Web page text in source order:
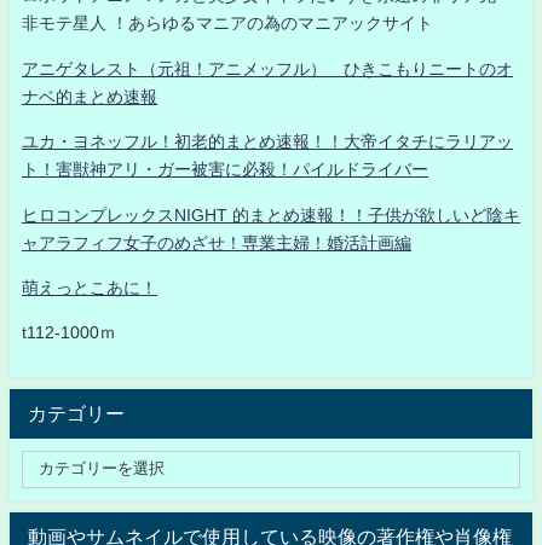
非モテ星人 ！あらゆるマニアの為のマニアックサイト
アニゲタレスト（元祖！アニメッフル） ひきこもりニートのオ
ナベ的まとめ速報
ユカ・ヨネッフル！初老的まとめ速報！！大帝イタチにラリアッ
ト！害獣神アリ・ガー被害に必殺！パイルドライバー
ヒロコンプレックスNIGHT 的まとめ速報！！子供が欲しいど陰キ
ャアラフィフ女子のめざせ！専業主婦！婚活計画編
萌えっとこあに！
t112-1000ｍ
カテゴリー
動画やサムネイルで使用している映像の著作権や肖像権